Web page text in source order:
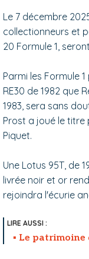
Le 7 décembre
collectionneurs et
20 Formule 1,
Parmi les Formule
RE30 de 1982 que
1983, sera sans
Prost a joué le
Piquet.
Une Lotus 95T, de
livrée noir et or
rejoindra l'écurie
Le patrimoine